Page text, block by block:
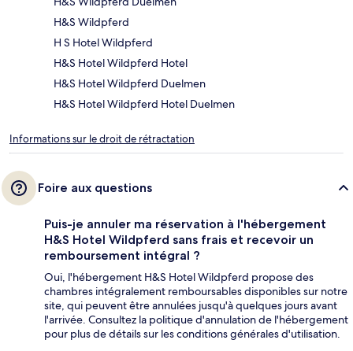
H&S Wildpferd
H S Hotel Wildpferd
H&S Hotel Wildpferd Hotel
H&S Hotel Wildpferd Duelmen
H&S Hotel Wildpferd Hotel Duelmen
Informations sur le droit de rétractation
Foire aux questions
Puis-je annuler ma réservation à l'hébergement
H&S Hotel Wildpferd sans frais et recevoir un
remboursement intégral ?
Oui, l'hébergement H&S Hotel Wildpferd propose des
chambres intégralement remboursables disponibles sur notre
site, qui peuvent être annulées jusqu'à quelques jours avant
l'arrivée. Consultez la politique d'annulation de l'hébergement
pour plus de détails sur les conditions générales d'utilisation.